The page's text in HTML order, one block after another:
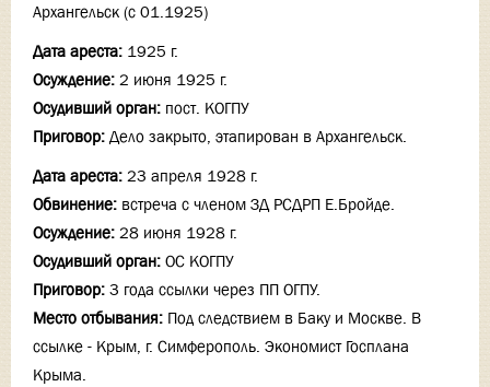
Архангельск (с 01.1925)
Дата ареста: 1925 г.
Осуждение: 2 июня 1925 г.
Осудивший орган: пост. КОГПУ
Приговор: Дело закрыто, этапирован в Архангельск.
Дата ареста: 23 апреля 1928 г.
Обвинение: встреча с членом ЗД РСДРП Е.Бройде.
Осуждение: 28 июня 1928 г.
Осудивший орган: ОС КОГПУ
Приговор: 3 года ссылки через ПП ОГПУ.
Место отбывания: Под следствием в Баку и Москве. В
ссылке - Крым, г. Симферополь. Экономист Госплана
Крыма.